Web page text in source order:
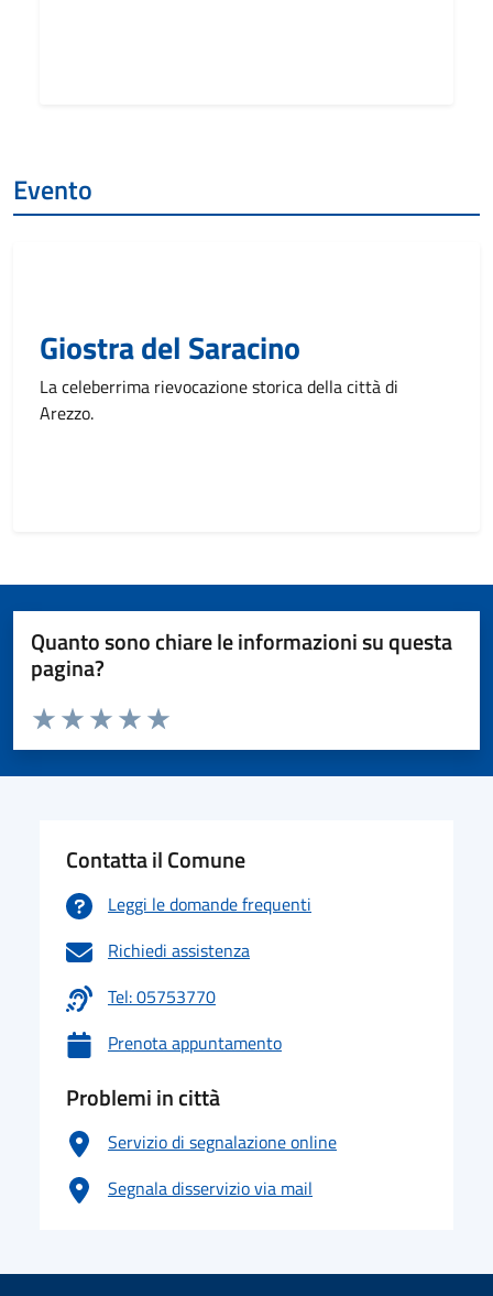
Evento
Giostra del Saracino
La celeberrima rievocazione storica della città di
Arezzo.
Quanto sono chiare le informazioni su questa
pagina?
Valuta da 1 a 5 stelle la pagina
Valuta 5 stelle su 5
Valuta 4 stelle su 5
Valuta 3 stelle su 5
Valuta 2 stelle su 5
Valuta 1 stelle su 5
Contatta il Comune
Leggi le domande frequenti
Richiedi assistenza
Tel: 05753770
Prenota appuntamento
Problemi in città
Servizio di segnalazione online
Segnala disservizio via mail